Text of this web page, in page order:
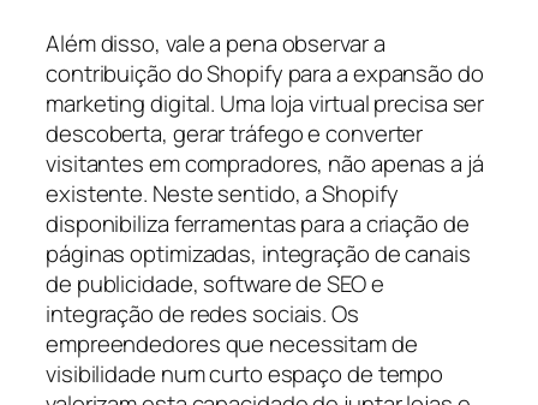
Além disso, vale a pena observar a
contribuição do Shopify para a expansão do
marketing digital. Uma loja virtual precisa ser
descoberta, gerar tráfego e converter
visitantes em compradores, não apenas a já
existente. Neste sentido, a Shopify
disponibiliza ferramentas para a criação de
páginas optimizadas, integração de canais
de publicidade, software de SEO e
integração de redes sociais. Os
empreendedores que necessitam de
visibilidade num curto espaço de tempo